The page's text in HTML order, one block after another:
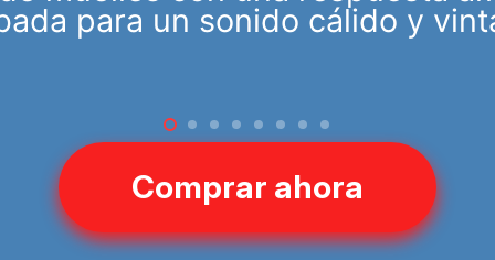
para un sonido cálido y
Comprar ahora